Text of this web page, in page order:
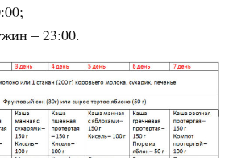
– 23:00.